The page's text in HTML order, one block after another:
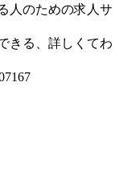
人のための求人サ
きる、詳しくてわ